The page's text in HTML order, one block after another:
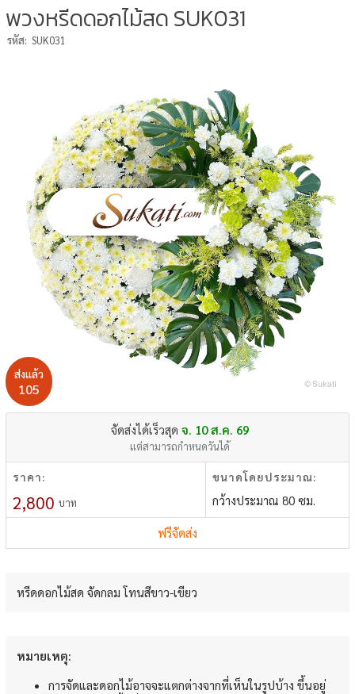
พวงหรีดดอกไม้สด SUK031
รหัส: SUK031
ส่งแล้ว
105
จัดส่งได้เร็วสุด จ. 10 ส.ค. 69
แต่สามารถกำหนดวันได้
ราคา:
2,800 บาท
ขนาดโดยประมาณ:
กว้างประมาณ 80 ซม.
ฟรีจัดส่ง
หรีดดอกไม้สด จัดกลม โทนสีขาว-เขียว
หมายเหตุ:
การจัดและดอกไม้อาจจะแตกต่างจากที่เห็นในรูปบ้าง ขึ้นอยู่